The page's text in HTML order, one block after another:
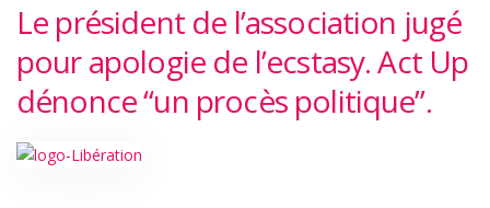
Le président de l’association jugé
pour apologie de l’ecstasy. Act Up
dénonce “un procès politique”.